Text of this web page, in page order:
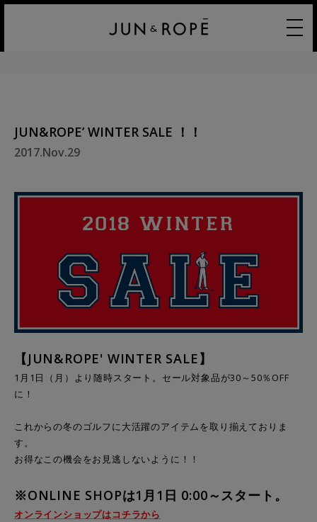
JUN&ROPE’ WINTER SALE ！！
2017.Nov.29
【JUN&ROPE' WINTER SALE】
1月1日（月）より随時スタート。セール対象品が30～50％OFF
に！
これからの冬のゴルフに大活躍のアイテムを取り揃えておりま
す。
お得なこの機会をお見逃しないように！！
※ONLINE SHOPは1月1日 0:00～スタート。
オンラインショップはコチラから